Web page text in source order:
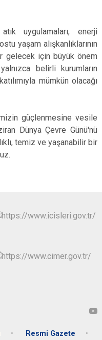
uygulamaları, enerji
yaşam alışkanlıklarının
gelecek için büyük önem
belirli kurumların
mümkün olacağı
güçlenmesine vesile
Dünya Çevre Günü'nü
temiz ve yaşanabilir bir
Resmi Gazete